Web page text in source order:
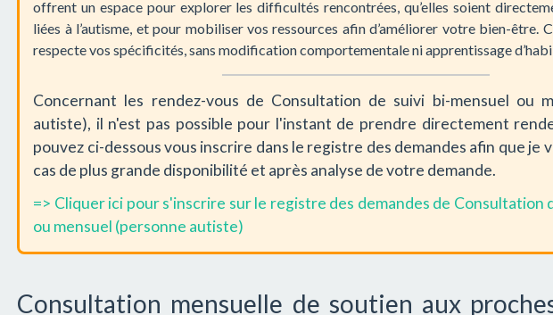
offrent un espace pour explorer les difficultés rencontrées, qu’elles soient
liées à l’autisme, et pour mobiliser vos ressources afin d’améliorer votre bien-être.
respecte vos spécificités, sans modification comportementale ni apprentissage
Concernant les rendez-vous de Consultation de suivi bi-mensuel ou
autiste), il n'est pas possible pour l'instant de prendre directement
pouvez ci-dessous vous inscrire dans le registre des demandes afin que je
cas de plus grande disponibilité et après analyse de votre demande.
=> Cliquer ici pour s'inscrire sur le registre des demandes de Consultation
ou mensuel (personne autiste)
Consultation mensuelle de soutien aux